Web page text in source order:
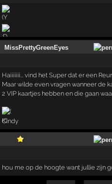
MissPrettyGreenEyes
Haiiiiiii... vind het Super dat er een
Maar wilde even vragen wanneer de
2 VIP kaartjes hebben en die gaan
Cindy
hou me op de hoogte want jullie zijn